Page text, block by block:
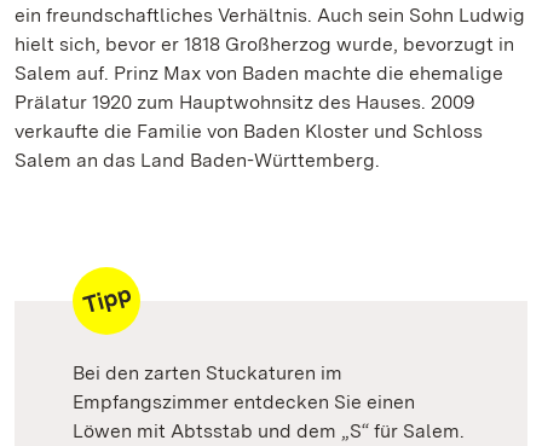
ein freundschaftliches Verhältnis. Auch sein Sohn Ludwig
hielt sich, bevor er 1818 Großherzog wurde, bevorzugt in
Salem auf. Prinz Max von Baden machte die ehemalige
Prälatur 1920 zum Hauptwohnsitz des Hauses. 2009
verkaufte die Familie von Baden Kloster und Schloss
Salem an das Land Baden-Württemberg.
Bei den zarten Stuckaturen im
Empfangszimmer entdecken Sie einen
Löwen mit Abtsstab und dem „S“ für Salem.